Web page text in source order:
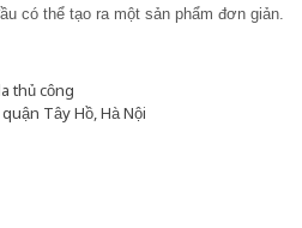
có thể tạo ra một sản phẩm đơn giản.
thủ công
Tây Hồ, Hà Nội